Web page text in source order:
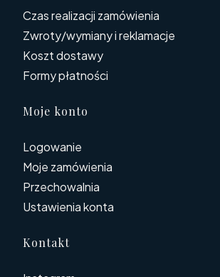
Czas realizacji zamówienia
Zwroty/wymiany i reklamacje
Koszt dostawy
Formy płatności
Moje konto
Logowanie
Moje zamówienia
Przechowalnia
Ustawienia konta
Kontakt